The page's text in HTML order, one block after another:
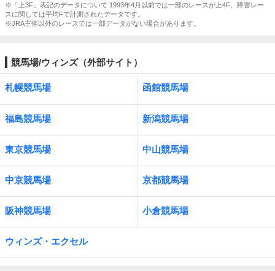
※「上3F」表記のデータについて 1993年4月以前では一部のレースが上4F、障害レー
スに関しては平均Fで計測されたデータです。
※JRA主催以外のレースでは一部データがない場合があります。
競馬場/ウィンズ（外部サイト）
札幌競馬場 函館競馬場
福島競馬場 新潟競馬場
東京競馬場 中山競馬場
中京競馬場 京都競馬場
阪神競馬場 小倉競馬場
ウィンズ・エクセル